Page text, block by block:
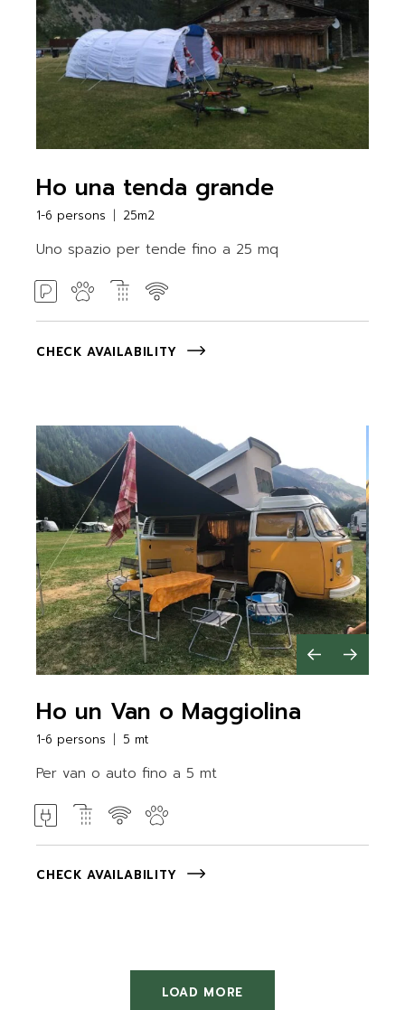
Ho una tenda grande
1-6 persons 25m2
Uno spazio per tende fino a 25 mq
CHECK AVAILABILITY
Ho un Van o Maggiolina
1-6 persons 5 mt
Per van o auto fino a 5 mt
CHECK AVAILABILITY
LOAD MORE